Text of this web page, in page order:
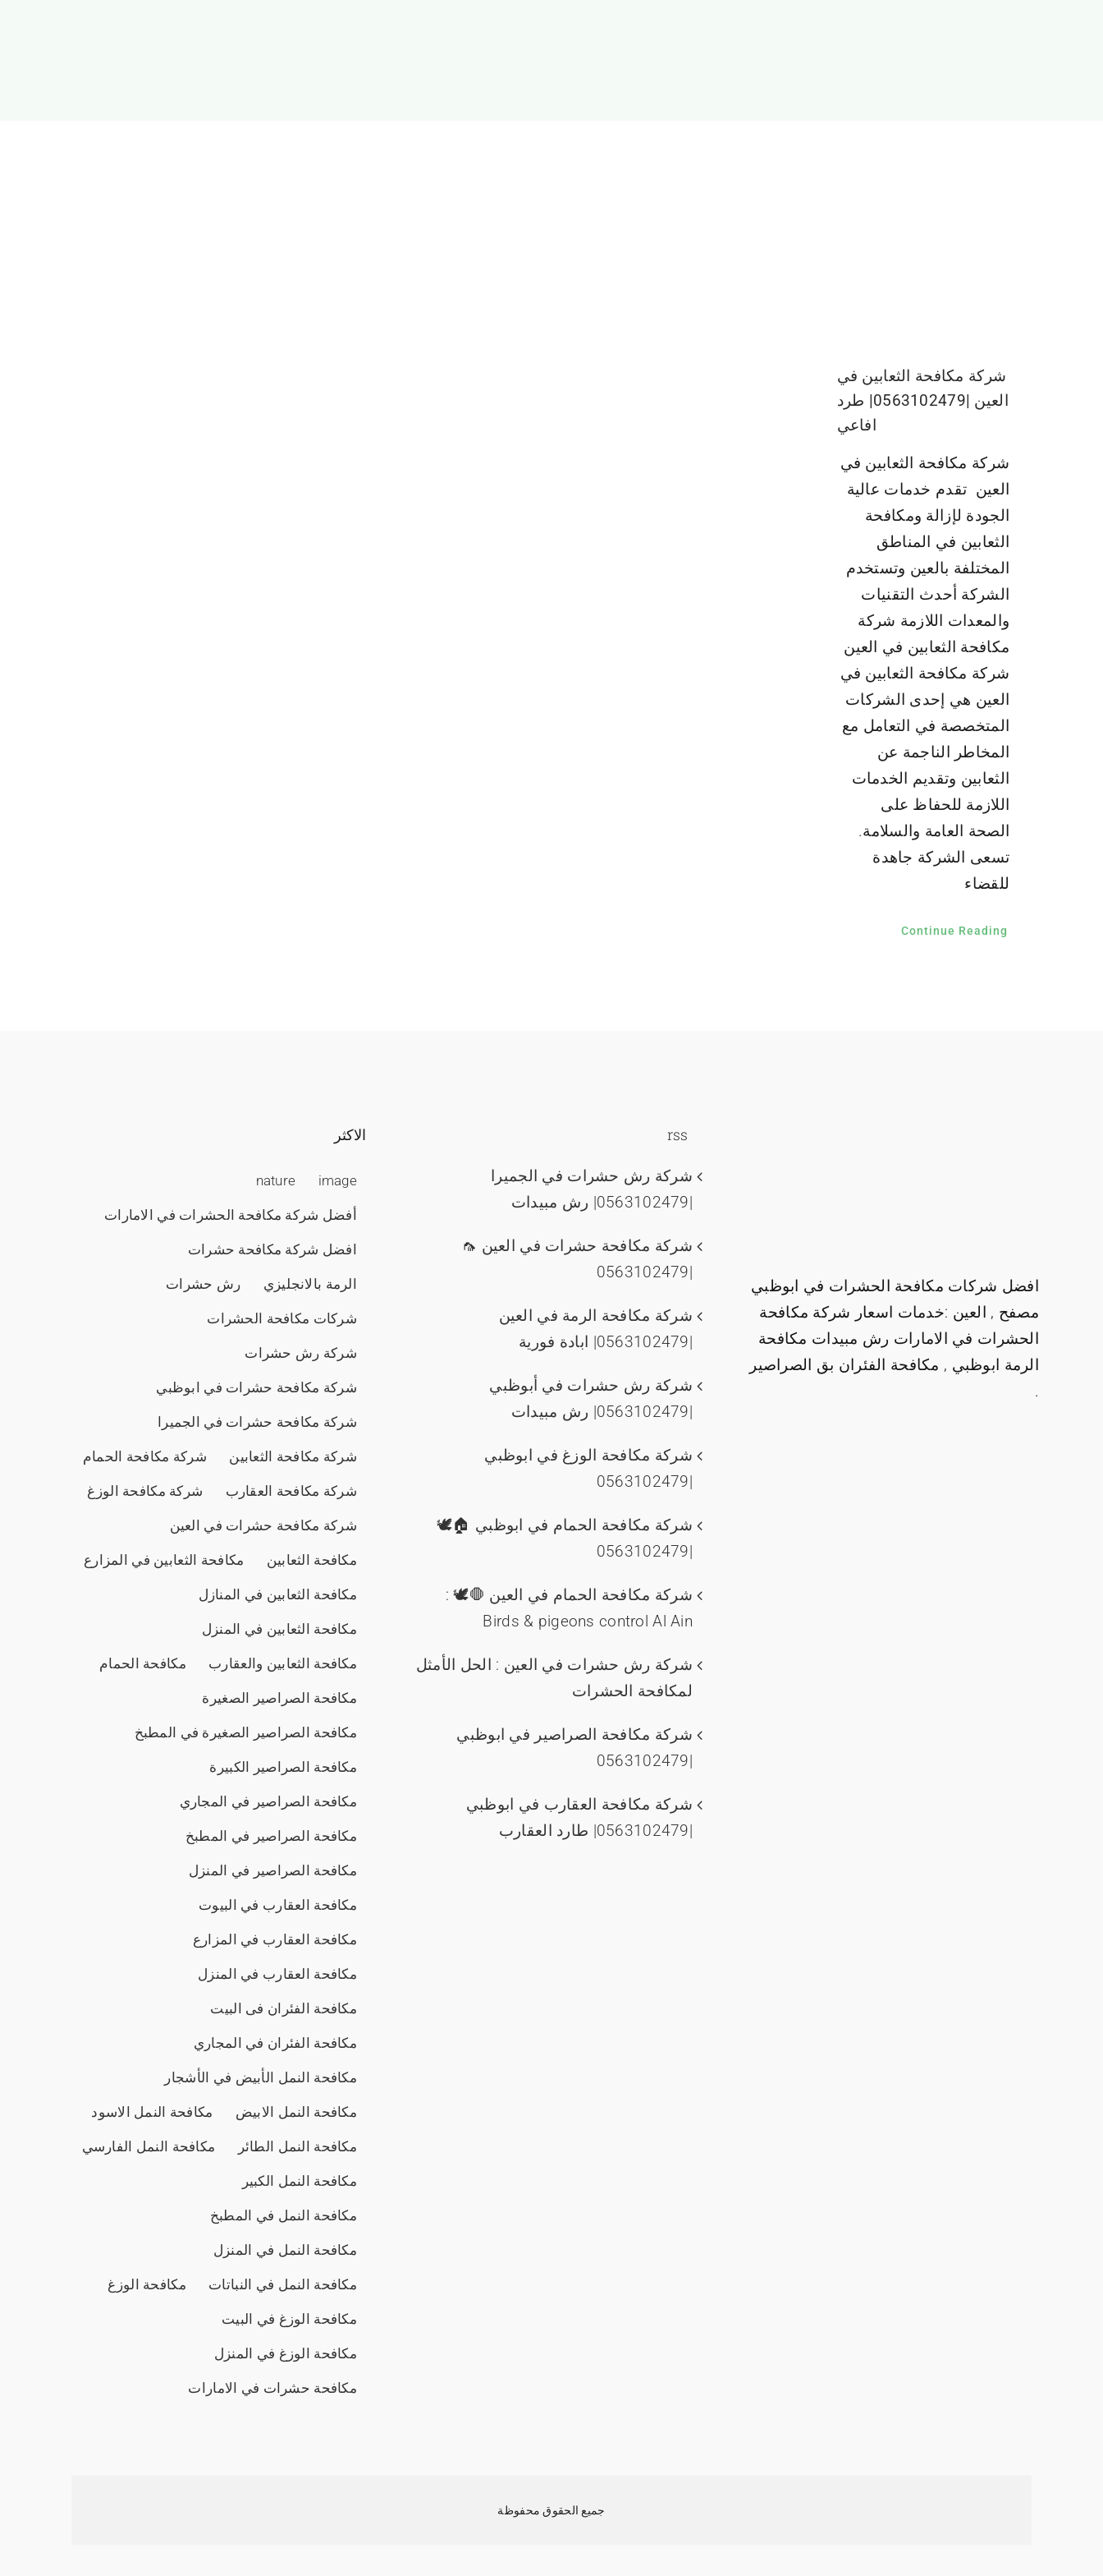
شركة مكافحة الثعابين في
العين |0563102479| طرد
افاعي
شركة مكافحة الثعابين في
العين تقدم خدمات عالية
الجودة لإزالة ومكافحة
الثعابين في المناطق
المختلفة بالعين وتستخدم
الشركة أحدث التقنيات
والمعدات اللازمة شركة
مكافحة الثعابين في العين
شركة مكافحة الثعابين في
العين هي إحدى الشركات
المتخصصة في التعامل مع
المخاطر الناجمة عن
الثعابين وتقديم الخدمات
اللازمة للحفاظ على
الصحة العامة والسلامة.
تسعى الشركة جاهدة
للقضاء
Continue Reading
افضل شركات مكافحة الحشرات في ابوظبي
مصفح , العين :خدمات اسعار شركة مكافحة
الحشرات في الامارات رش مبيدات مكافحة
الرمة ابوظبي , مكافحة الفئران بق الصراصير
.
rss
شركة رش حشرات في الجميرا
|0563102479| رش مبيدات
شركة مكافحة حشرات في العين 🦟
|0563102479
شركة مكافحة الرمة في العين
|0563102479| ابادة فورية
شركة رش حشرات في أبوظبي
|0563102479| رش مبيدات
شركة مكافحة الوزغ في ابوظبي
|0563102479
شركة مكافحة الحمام في ابوظبي 🏠🕊️
|0563102479
شركة مكافحة الحمام في العين 🛑🕊️ :
Birds & pigeons control Al Ain
شركة رش حشرات في العين : الحل الأمثل
لمكافحة الحشرات
شركة مكافحة الصراصير في ابوظبي
|0563102479
شركة مكافحة العقارب في ابوظبي
|0563102479| طارد العقارب
الاكثر
image
nature
أفضل شركة مكافحة الحشرات في الامارات
افضل شركة مكافحة حشرات
الرمة بالانجليزي رش حشرات
شركات مكافحة الحشرات
شركة رش حشرات
شركة مكافحة حشرات في ابوظبي
شركة مكافحة حشرات في الجميرا
شركة مكافحة الثعابين شركة مكافحة الحمام
شركة مكافحة العقارب شركة مكافحة الوزغ
شركة مكافحة حشرات في العين
مكافحة الثعابين مكافحة الثعابين في المزارع
مكافحة الثعابين في المنازل
مكافحة الثعابين في المنزل
مكافحة الثعابين والعقارب مكافحة الحمام
مكافحة الصراصير الصغيرة
مكافحة الصراصير الصغيرة في المطبخ
مكافحة الصراصير الكبيرة
مكافحة الصراصير في المجاري
مكافحة الصراصير في المطبخ
مكافحة الصراصير في المنزل
مكافحة العقارب في البيوت
مكافحة العقارب في المزارع
مكافحة العقارب في المنزل
مكافحة الفئران فى البيت
مكافحة الفئران في المجاري
مكافحة النمل الأبيض في الأشجار
مكافحة النمل الابيض مكافحة النمل الاسود
مكافحة النمل الطائر مكافحة النمل الفارسي
مكافحة النمل الكبير
مكافحة النمل في المطبخ
مكافحة النمل في المنزل
مكافحة النمل في النباتات مكافحة الوزغ
مكافحة الوزغ في البيت
مكافحة الوزغ في المنزل
مكافحة حشرات في الامارات
جميع الحقوق محفوظة